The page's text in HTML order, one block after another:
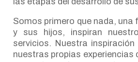
Somos primero que nada, una
y sus hijos, inspiran
servicios. Nuestra inspiración
nuestras propias experiencias